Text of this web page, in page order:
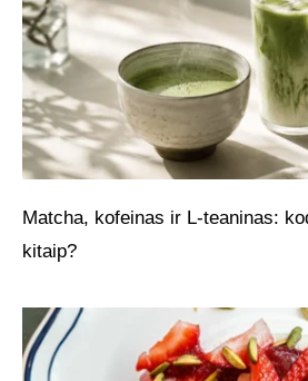
Matcha, kofeinas ir L-teaninas:
kitaip?